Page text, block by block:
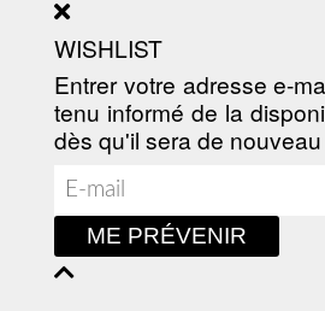
WISHLIST
Entrer votre adresse e-
tenu informé de la
dès qu'il sera de
ME PRÉVENIR